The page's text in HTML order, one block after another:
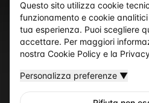
Italia
Questo sito utilizza cookie
funzionamento e cookie
tua esperienza. Puoi scegliere
accettare. Per maggiori
nostra Cookie Policy e la
Personalizza preferenze ▼